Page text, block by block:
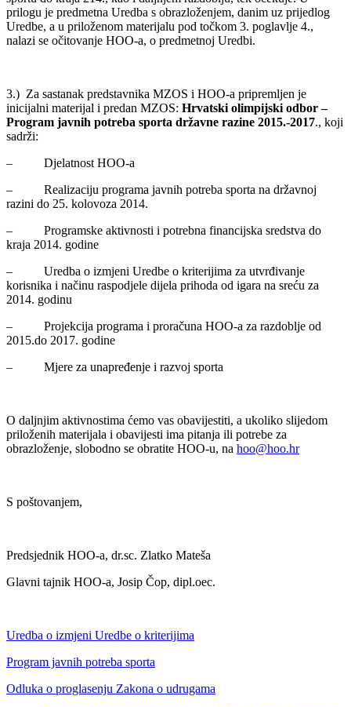
prilogu je predmetna Uredba s obrazloženjem, danim uz prijedlog
Uredbe, a u priloženom materijalu pod točkom 3. poglavlje 4.,
nalazi se očitovanje HOO-a, o predmetnoj Uredbi.
3.) Za sastanak predstavnika MZOS i HOO-a pripremljen je
inicijalni materijal i predan MZOS: Hrvatski olimpijski odbor –
Program javnih potreba sporta državne razine 2015.-2017., koji
sadrži:
– Djelatnost HOO-a
– Realizaciju programa javnih potreba sporta na državnoj
razini do 25. kolovoza 2014.
– Programske aktivnosti i potrebna financijska sredstva do
kraja 2014. godine
– Uredba o izmjeni Uredbe o kriterijima za utvrđivanje
korisnika i načinu raspodjele dijela prihoda od igara na sreću za
2014. godinu
– Projekcija programa i proračuna HOO-a za razdoblje od
2015.do 2017. godine
– Mjere za unapređenje i razvoj sporta
O daljnjim aktivnostima ćemo vas obavijestiti, a ukoliko slijedom
priloženih materijala i obavijesti ima pitanja ili potrebe za
obrazloženje, slobodno se obratite HOO-u, na hoo@hoo.hr
S poštovanjem,
Predsjednik HOO-a, dr.sc. Zlatko Mateša
Glavni tajnik HOO-a, Josip Čop, dipl.oec.
Uredba o izmjeni Uredbe o kriterijima
Program javnih potreba sporta
Odluka o proglasenju Zakona o udrugama